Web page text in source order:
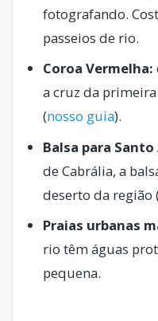
fotografando.
passeios de rio.
Coroa Vermelha:
a cruz da
(nosso guia).
Balsa para
de Cabrália, a
deserto da região
Praias urbanas
rio têm águas
pequena.